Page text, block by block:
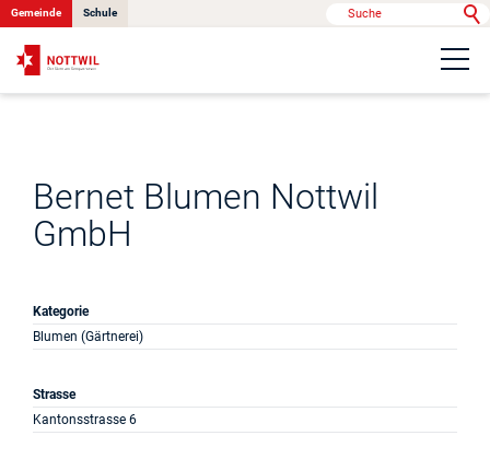
Politik & Verwaltung
Kontakt
Gemeinde Schule
News
Bernet Blumen Nottwil
GmbH
Kategorie
Blumen (Gärtnerei)
Strasse
Kantonsstrasse 6